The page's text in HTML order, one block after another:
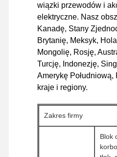
zestaw do regeneracji silnika
Pompa wtryskowa
Zestaw turbosprężarki
Pozostałe części silników
Elektroniczny system
elementy elektryczne silnika
Części hydrauliczne koparki
wiązki przewodów i
elektryczne. Nasz
Kanadę, Stany
Brytanię, Meksyk,
Mongolię, Rosję,
Turcję, Indonezję,
Amerykę Południową,
kraje i regiony.
Zakres firmy
Blok